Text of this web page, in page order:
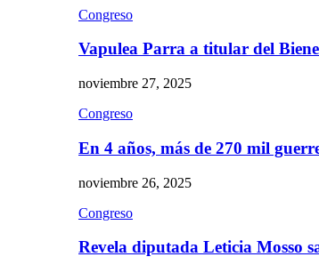
Congreso
Vapulea Parra a titular del
noviembre 27, 2025
Congreso
En 4 años, más de 270 mil
noviembre 26, 2025
Congreso
Revela diputada Leticia Mosso